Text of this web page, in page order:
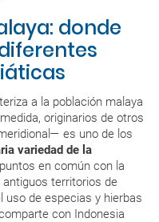
donde
a la población malaya
originarios de otros
es uno de los
variedad de la
en común con la
antiguos territorios de
uso de especias y hierbas
con Indonesia